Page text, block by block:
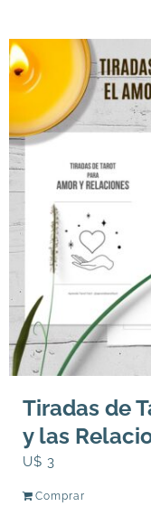
Tiradas de
y las
U$ 3
Comprar